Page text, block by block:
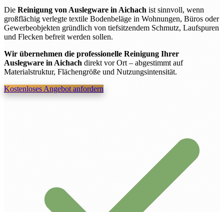
Die Reinigung von Auslegware in Aichach ist sinnvoll, wenn
großflächig verlegte textile Bodenbeläge in Wohnungen, Büros oder
Gewerbeobjekten gründlich von tiefsitzendem Schmutz, Laufspuren
und Flecken befreit werden sollen.
Wir übernehmen die professionelle Reinigung Ihrer
Auslegware in Aichach direkt vor Ort – abgestimmt auf
Materialstruktur, Flächengröße und Nutzungsintensität.
Kostenloses Angebot anfordern